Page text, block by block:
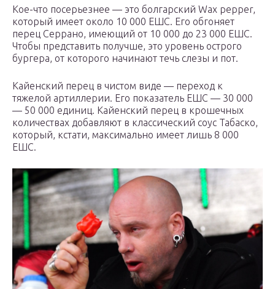
Кое-что посерьезнее — это болгарский Wax pepper,
который имеет около 10 000 ЕШС. Его обгоняет
перец Серрано, имеющий от 10 000 до 23 000 ЕШС.
Чтобы представить получше, это уровень острого
бургера, от которого начинают течь слезы и пот.
Кайенский перец в чистом виде — переход к
тяжелой артиллерии. Его показатель ЕШС — 30 000
— 50 000 единиц. Кайенский перец в крошечных
количествах добавляют в классический соус Табаско,
который, кстати, максимально имеет лишь 8 000
ЕШС.